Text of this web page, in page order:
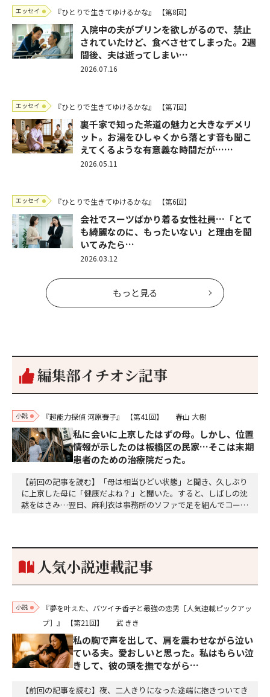
エッセイ 『ひとりで生きてゆけるかな』 【第8回】
入院中の夫がプリンを欲しがるので、禁止
されていたけど、食べさせてしまった。2週
間後、夫は逝ってしまい…
2026.07.16
エッセイ 『ひとりで生きてゆけるかな』 【第7回】
裏千家で知った茶道の魅力と大きなデメリ
ット。お湯をひしゃくから落とす音も聞こ
えてくるような有意義な時間だが……
2026.05.11
エッセイ 『ひとりで生きてゆけるかな』 【第6回】
会社でスーツばかり着る女性社員…「とて
も綺麗なのに、もったいない」と理由を聞
いてみたら…
2026.03.12
もっと見る
編集部イチオシ記事
小説 『超能力探偵 河原賽子』 【第41回】 春山 大樹
私に会いに上京したはずの母。しかし、位置
情報が示したのは板橋区の民家…そこは末期
患者のための治療院だった。
【前回の記事を読む】「母は相当ひどい状態」と聞き、久しぶり
に上京した母に「健康だよね？」と聞いた。すると、しばしの沈
黙をはさみ…翌日、麻利衣は事務所のソファで足を組んでコーヒ
個のサイコロが握られていた。「やはり私はあなたの超…
人気小説連載記事
小説
『夢を叶えた、バツイチ香子と最強の恋男［人気連載ピックアッ
プ］』
【第21回】 武 きき
私の胸で声を出して、肩を震わせながら泣い
ている夫。愛おしいと思った。私はもらい泣
きして、彼の頭を撫でながら…
【前回の記事を読む】夜、二人きりになった途端に抱きついてき